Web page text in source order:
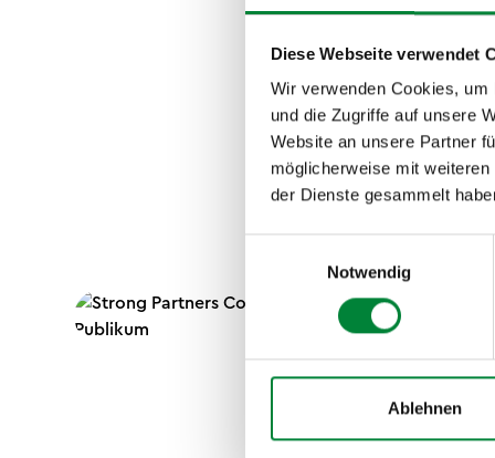
Diese Webseite verwendet
Wir verwenden Cookies,
und die Zugriffe auf unsere
Website an unsere Partner
möglicherweise mit
der Dienste gesammelt
Notwendig
Ablehnen